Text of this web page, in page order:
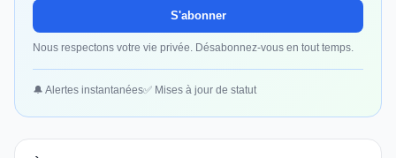
S'abonner
Nous respectons votre vie privée. Désabonnez-vous en tout temps.
🔔 Alertes instantanées✅ Mises à jour de statut